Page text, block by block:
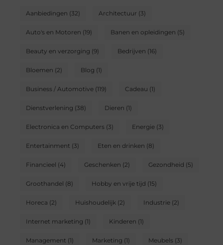
Aanbiedingen (32) Architectuur (3)
Auto's en Motoren (19) Banen en opleidingen (5)
Beauty en verzorging (9) Bedrijven (16)
Bloemen (2) Blog (1)
Business / Automotive(119) Cadeau (1)
Dienstverlening (38) Dieren (1)
Electronica en Computers(3) Energie(3)
Entertainment (3) Eten en drinken (8)
Financieel (4) Geschenken (2) Gezondheid (5)
Groothandel (8) Hobby en vrije tijd (15)
Horeca (2) Huishoudelijk(2) Industrie(2)
Internet marketing (1) Kinderen (1)
Management (1) Marketing (1) Meubels(3)